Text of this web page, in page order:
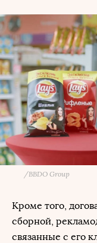
/BBDO Group
Кроме того,
сборной,
связанные с его